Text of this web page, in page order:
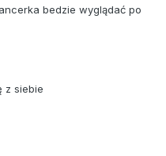
bedzie wyglądać po
z siebie